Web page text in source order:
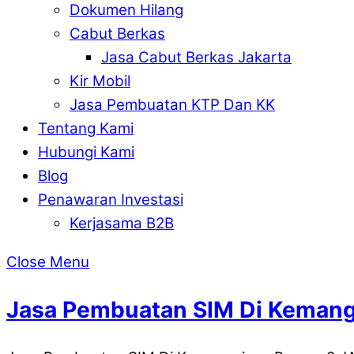
Dokumen Hilang
Cabut Berkas
Jasa Cabut Berkas Jakarta
Kir Mobil
Jasa Pembuatan KTP Dan KK
Tentang Kami
Hubungi Kami
Blog
Penawaran Investasi
Kerjasama B2B
Close Menu
Jasa Pembuatan SIM Di